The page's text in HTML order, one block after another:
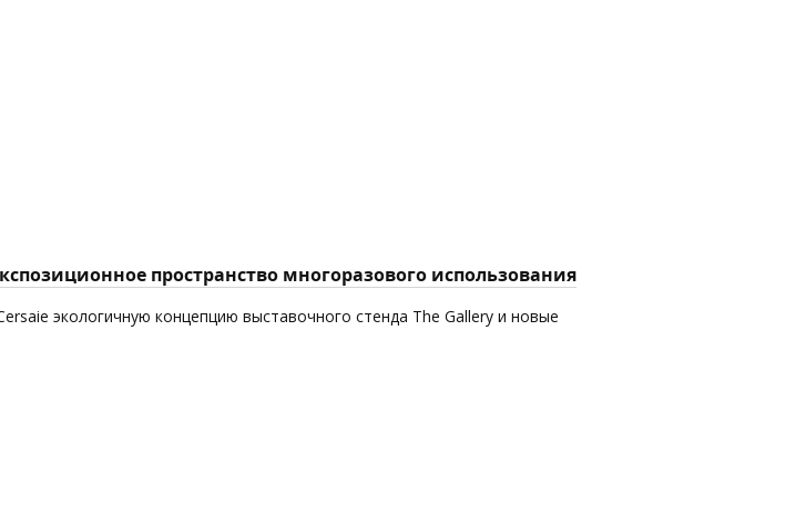
пространство многоразового использования
экологичную концепцию выставочного стенда The Gallery и новые